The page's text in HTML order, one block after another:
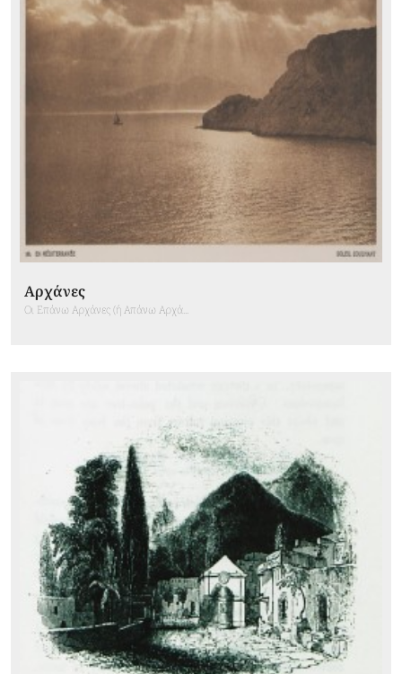
Αρχάνες
Οι Επάνω Αρχάνες (ή Απάνω Αρχά...